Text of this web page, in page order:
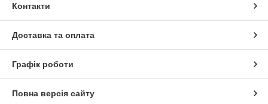
Контакти
Доставка та оплата
Графік роботи
Повна версія сайту